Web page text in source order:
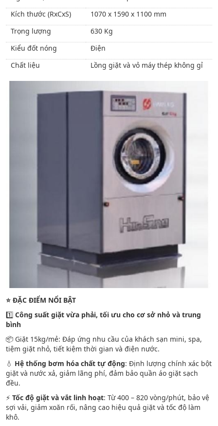
Kích thước (RxCxS)
1070 x 1590 x 1100 mm
Trọng lượng
630 Kg
Kiểu đốt nóng
Điện
Chất liệu
Lồng giặt và vỏ máy thép không gỉ
⭐ĐẶC ĐIỂM NỔI BẬT
1️⃣ Công suất giặt vừa phải, tối ưu cho cơ sở nhỏ và trung
bình
📦 Giặt 15kg/mẻ: Đáp ứng nhu cầu của khách sạn mini, spa,
tiệm giặt nhỏ, tiết kiệm thời gian và điện nước.
💧 Hệ thống bơm hóa chất tự động: Định lượng chính xác bột
giặt và nước xả, giảm lãng phí, đảm bảo quần áo giặt sạch
đều.
⚡ Tốc độ giặt và vắt linh hoạt: Từ 400 – 820 vòng/phút, bảo vệ
sợi vải, giảm xoăn rối, nâng cao hiệu quả giặt và tốc độ làm
khô.